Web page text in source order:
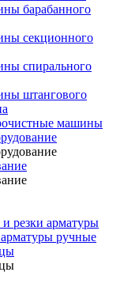
барабанного
секционного
спирального
штангового
машины
резки арматуры
ручные